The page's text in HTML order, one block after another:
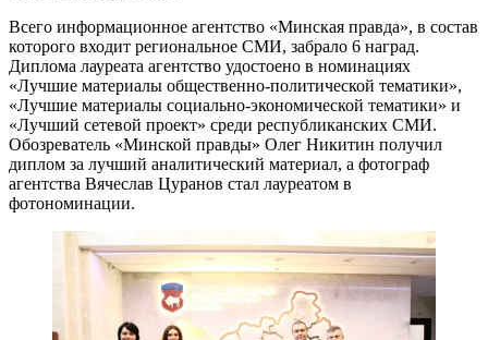
Всего информационное агентство «Минская правда», в состав
которого входит региональное СМИ, забрало 6 наград.
Диплома лауреата агентство удостоено в номинациях
«Лучшие материалы общественно-политической тематики»,
«Лучшие материалы социально-экономической тематики» и
«Лучший сетевой проект» среди республиканских СМИ.
Обозреватель «Минской правды» Олег Никитин получил
диплом за лучший аналитический материал, а фотограф
агентства Вячеслав Цуранов стал лауреатом в
фотономинации.